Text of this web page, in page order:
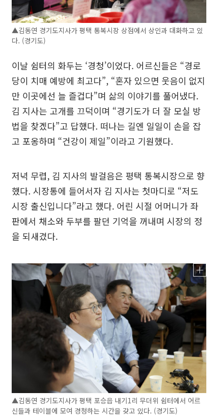
▲김동연 경기도지사가 평택 통복시장 상점에서 상인과 대화하고 있
다. (경기도)
이날 쉼터의 화두는 ‘경청’이었다. 어르신들은 “경로
당이 치매 예방에 최고다”, “혼자 있으면 웃음이 없지
만 이곳에선 늘 즐겁다”며 삶의 이야기를 풀어냈다.
김 지사는 고개를 끄덕이며 “경기도가 더 잘 모실 방
법을 찾겠다”고 답했다. 떠나는 길엔 일일이 손을 잡
고 포옹하며 “건강이 제일”이라고 기원했다.
저녁 무렵, 김 지사의 발걸음은 평택 통복시장으로 향
했다. 시장통에 들어서자 김 지사는 첫마디로 “저도
시장 출신입니다”라고 했다. 어린 시절 어머니가 좌
판에서 채소와 두부를 팔던 기억을 꺼내며 시장의 정
을 되새겼다.
▲김동연 경기도지사가 평택 포승읍 내기1리 무더위 쉼터에서 어르
신들과 테이블에 모여 경청하는 시간을 갖고 있다. (경기도)